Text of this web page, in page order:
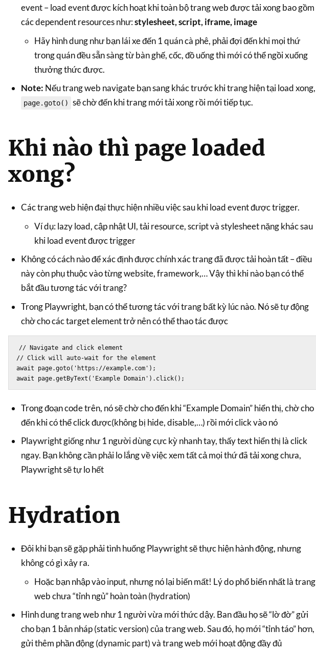
event – load event được kích hoạt khi toàn bộ trang web được tải xong bao gồm
các dependent resources như:stylesheet, script, iframe, image
Hãy hình dung như bạn lái xe đến 1 quán cà phê, phải đợi đến khi mọi thứ
trong quán đều sẵn sàng từ bàn ghế, cốc, đồ uống thì mới có thể ngồi xuống
thưởng thức được.
Note: Nếu trang web navigate bạn sang khác trước khi trang hiện tại load xong,
page.goto() sẽ chờ đến khi trang mới tải xong rồi mới tiếp tục.
Khi nào thì page loaded
xong?
Các trang web hiện đại thực hiện nhiều việc sau khi load event được trigger.
Ví dụ: lazy load, cập nhật UI, tải resource, script và stylesheet nặng khác sau
khi load event được trigger
Không có cách nào để xác định được chính xác trang đã được tải hoàn tất – điều
này còn phụ thuộc vào từng website, framework,… Vậy thì khi nào bạn có thể
bắt đầu tương tác với trang?
Trong Playwright, bạn có thể tương tác với trang bất kỳ lúc nào. Nó sẽ tự động
chờ cho các target element trở nên có thể thao tác được
// Navigate and click element
// Click will auto-wait for the element
await page.goto('https://example.com');
Trong đoạn code trên, nó sẽ chờ cho đến khi “Example Domain” hiển thị, chờ cho
đến khi có thể click được(không bị hide, disable,…) rồi mới click vào nó
Playwright giống như 1 người dùng cực kỳ nhanh tay, thấy text hiển thị là click
ngay. Bạn không cần phải lo lắng về việc xem tất cả mọi thứ đã tải xong chưa,
Playwright sẽ tự lo hết
Hydration
Đôi khi bạn sẽ gặp phải tình huống Playwright sẽ thực hiện hành động, nhưng
không có gì xảy ra.
Hoặc bạn nhập vào input, nhưng nó lại biến mất! Lý do phổ biến nhất là trang
web chưa “tỉnh ngủ” hoàn toàn (hydration)
Hình dung trang web như 1 người vừa mới thức dậy. Ban đầu họ sẽ “lờ đờ” gửi
cho bạn 1 bản nháp (static version) của trang web. Sau đó, họ mới “tỉnh táo” hơn,
gửi thêm phần động (dynamic part) và trang web mới hoạt động đầy đủ